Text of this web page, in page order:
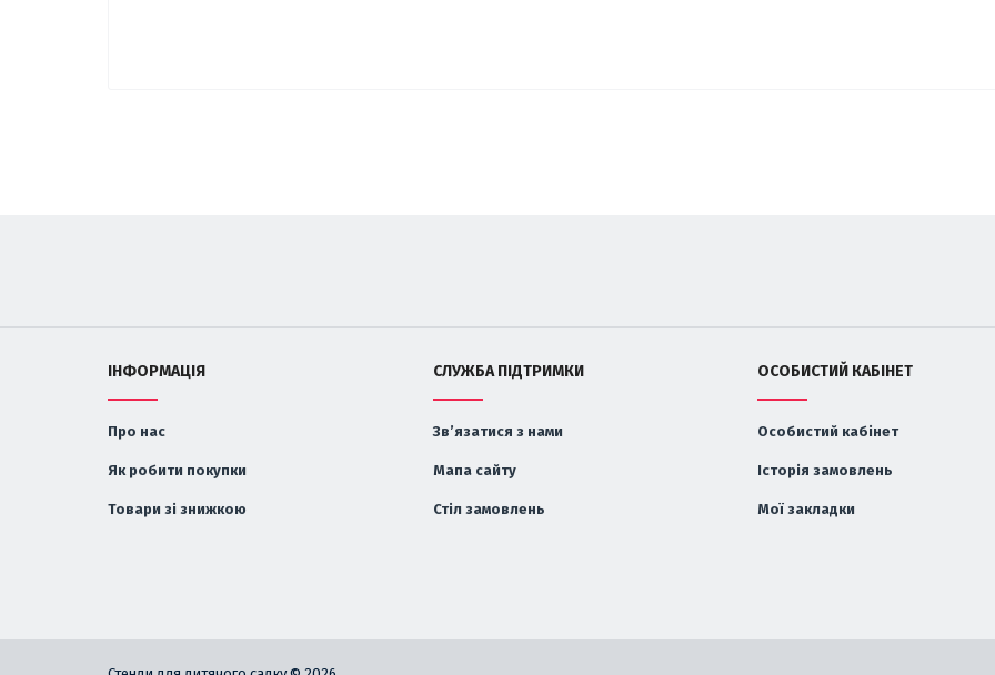
ІНФОРМАЦІЯ
Про нас
Як робити покупки
Товари зі знижкою
СЛУЖБА ПІДТРИМКИ
Зв’язатися з нами
Мапа сайту
Стіл замовлень
ОСОБИСТИЙ КАБІНЕТ
Особистий кабінет
Історія замовлень
Мої закладки